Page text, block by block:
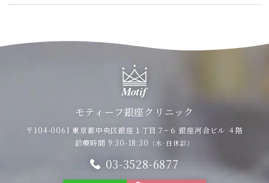
モティーフ銀座クリニック
〒104-0061 東京都中央区銀座１丁目７−６銀座河合ビル ４階
診療時間 9:30-18:30 （水·日休診）
03-3528-6877